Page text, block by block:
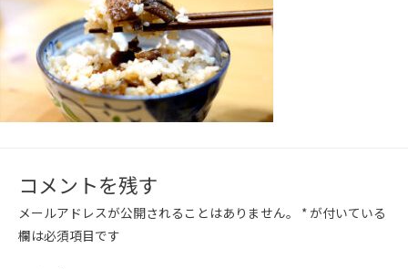
コメントを残す
メールアドレスが公開されることはありません。 * が付いている
欄は必須項目です